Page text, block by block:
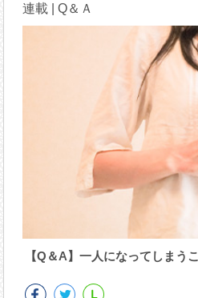
連載 | Q＆Ａ
【Q＆A】一人になってしまう